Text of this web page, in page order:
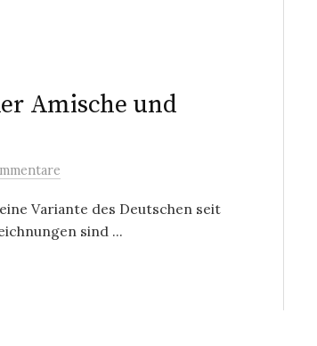
Amische und
Variante des Deutschen seit
sind ...